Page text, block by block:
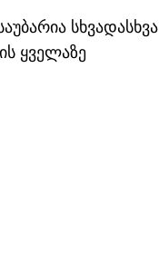
სხვადასხვა
ყველაზე